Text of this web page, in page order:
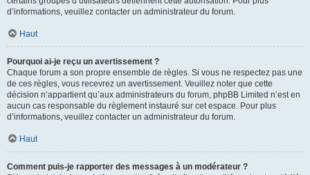
d’informations, veuillez contacter un administrateur du forum.
Haut
Pourquoi ai-je reçu un avertissement ?
Chaque forum a son propre ensemble de règles. Si vous ne respectez pas une
de ces règles, vous recevrez un avertissement. Veuillez noter que cette
décision n’appartient qu’aux administrateurs du forum, phpBB Limited n’est en
aucun cas responsable du règlement instauré sur cet espace. Pour plus
d’informations, veuillez contacter un administrateur du forum.
Haut
Comment puis-je rapporter des messages à un modérateur ?